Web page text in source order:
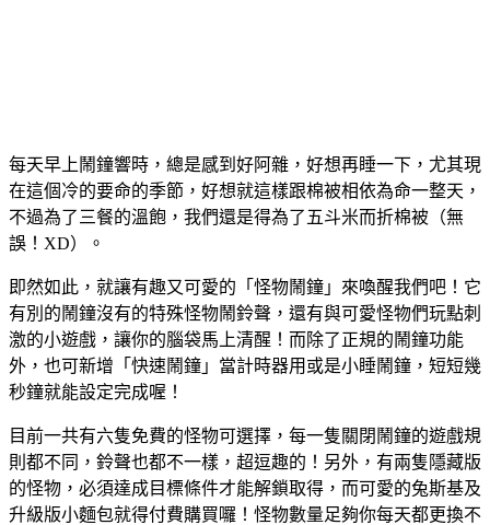
每天早上鬧鐘響時，總是感到好阿雜，好想再睡一下，尤其現
在這個冷的要命的季節，好想就這樣跟棉被相依為命一整天，
不過為了三餐的溫飽，我們還是得為了五斗米而折棉被（無
誤！XD）。
即然如此，就讓有趣又可愛的「怪物鬧鐘」來喚醒我們吧！它
有別的鬧鐘沒有的特殊怪物鬧鈴聲，還有與可愛怪物們玩點刺
激的小遊戲，讓你的腦袋馬上清醒！而除了正規的鬧鐘功能
外，也可新增「快速鬧鐘」當計時器用或是小睡鬧鐘，短短幾
秒鐘就能設定完成喔！
目前一共有六隻免費的怪物可選擇，每一隻關閉鬧鐘的遊戲規
則都不同，鈴聲也都不一樣，超逗趣的！另外，有兩隻隱藏版
的怪物，必須達成目標條件才能解鎖取得，而可愛的兔斯基及
升級版小麵包就得付費購買囉！怪物數量足夠你每天都更換不